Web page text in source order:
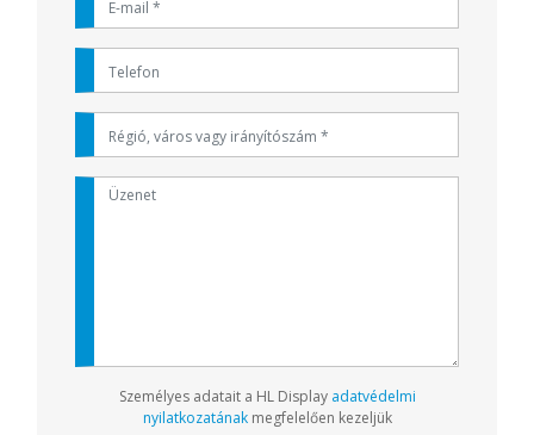
Személyes adatait a HL Display adatvédelmi
nyilatkozatánakmegfelelően kezeljük